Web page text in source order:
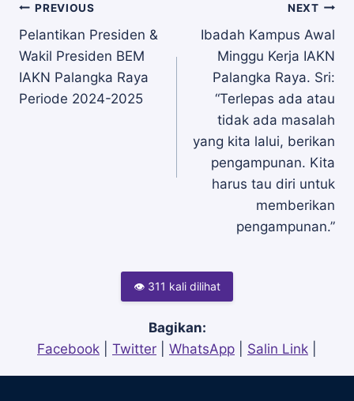
Navigasi
pos
PREVIOUS
Pelantikan Presiden &
Wakil Presiden BEM
IAKN Palangka Raya
Periode 2024-2025
NEXT
Ibadah Kampus Awal
Minggu Kerja IAKN
Palangka Raya. Sri:
“Terlepas ada atau
tidak ada masalah
yang kita lalui, berikan
pengampunan. Kita
harus tau diri untuk
memberikan
pengampunan.”
👁 311 kali dilihat
Bagikan:
Facebook
Twitter WhatsApp Salin Link